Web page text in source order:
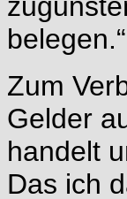
belegen.“
Zum
Gelder
handelt
Das ich